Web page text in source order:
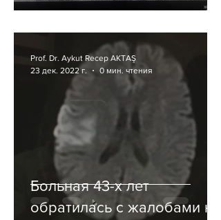
вызванного вирусом
гепатита, методом TAKE
Больная 43-х лет
обратилась с жалобами на
Prof. Dr. Aykut Recep AKTAŞ
23 дек. 2022 г.
0 мин. чтения